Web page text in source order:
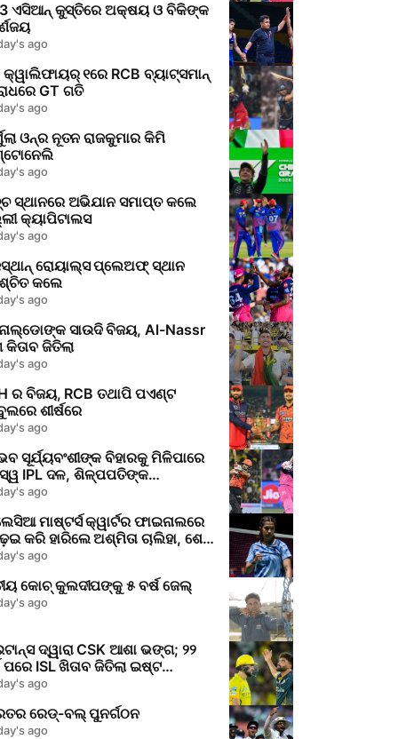
ଏସିଆନ୍‌ କୁସ୍ତିରେ ଅକ୍ଷୟ ଓ ବିକିଙ୍କ
ago
କ୍ୱାଲିଫାୟର୍‌ ୧ରେ RCB ବ୍ୟାଟ୍ସମାନ୍‌
GT ଗତି
ago
ଓନ୍‌ର ନୂତନ ରାଜକୁମାର କିମି
ago
ସ୍ଥାନରେ ଅଭିଯାନ ସମାପ୍ତ କଲେ
କ୍ୟାପିଟାଲସ
ago
ରୋୟାଲ୍ସ ପ୍ଲେଅଫ୍ ସ୍ଥାନ
କଲେ
ago
ସାଉଦି ବିଜୟ, Al-Nassr
ଜିତିଲା
ago
ର ବିଜୟ, RCB ତଥାପି ପଏଣ୍ଟ
ଶୀର୍ଷରେ
ago
ସୂର୍ଯ୍ୟବଂଶୀଙ୍କ ବିହାରକୁ ମିଳିପାରେ
IPL ଦଳ, ଶିଳ୍ପପତିଙ୍କ
ଚର୍ଚ୍ଚା
ago
ମାଷ୍ଟର୍ସ କ୍ୱାର୍ଟର ଫାଇନାଲରେ
କରି ହାରିଲେ ଅଶ୍ମିତା ଚାଲିହା, ଶେଷ
ଭାରତୀୟ ଚ୍ୟାଲେଞ୍ଜ
ago
କୋଚ୍ କୁଲଦୀପଙ୍କୁ ୫ ବର୍ଷ ଜେଲ୍
ago
ଦ୍ୱାରା CSK ଆଶା ଭଙ୍ଗ; ୨୨
ପରେ ISL ଖିତାବ ଜିତିଲା ଇଷ୍ଟ
ago
ଭାରତର ରେଡ୍‌-ବଲ୍ ପୁନର୍ଗଠନ
ago